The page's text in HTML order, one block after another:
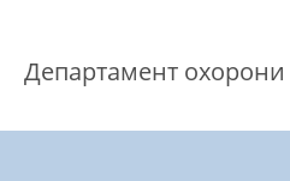
Департамент